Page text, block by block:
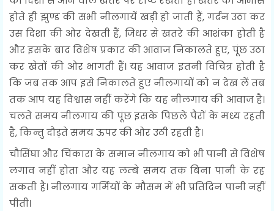
होते ही झुण्ड की सभी नीलगायें खड़ी हो जाती हैं, गर्दन उठा कर
उस दिशा की ओर देखती हैं, जिधर से खतरे की आशंका होती है
और इसके बाद विशेष प्रकार की आवाज निकालते हुए, पूंछ उठा
कर खेतों की ओर भागती हैं। यह आवाज इतनी विचित्र होती है
कि जब तक आप इसे निकालते हुए नीलगायों को न देख लें तब
तक आप यह विश्वास नहीं करेंगे कि यह नीलगाय की आवाज है।
चलते समय नीलगाय की पूंछ इसके पिछले पैरों के मध्य रहती
है, किन्तु दौड़ते समय ऊपर की ओर उठी रहती है।
चौसिंघा और चिंकारा के समान नीलगाय को भी पानी से विशेष
लगाव नहीं होता और यह लम्बे समय तक बिना पानी के रह
सकती है। नीलगाय गर्मियों के मौसम में भी प्रतिदिन पानी नहीं
पीती।